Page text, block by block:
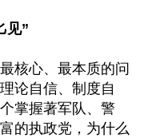
见”
核心、最本质的问
论自信、制度自
掌握著军队、警
的执政党，为什么